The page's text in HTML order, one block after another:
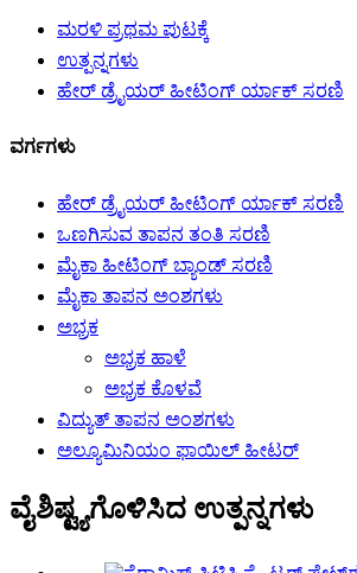
ಮರಳಿ ಪ್ರಥಮ ಪುಟಕ್ಕೆ
ಉತ್ಪನ್ನಗಳು
ಹೇರ್ ಡ್ರೈಯರ್ ಹೀಟಿಂಗ್ ರ್ಯಾಕ್ ಸರಣಿ
ವರ್ಗಗಳು
ಹೇರ್ ಡ್ರೈಯರ್ ಹೀಟಿಂಗ್ ರ್ಯಾಕ್ ಸರಣಿ
ಒಣಗಿಸುವ ತಾಪನ ತಂತಿ ಸರಣಿ
ಮೈಕಾ ಹೀಟಿಂಗ್ ಬ್ಯಾಂಡ್ ಸರಣಿ
ಮೈಕಾ ತಾಪನ ಅಂಶಗಳು
ಅಭ್ರಕ
ಅಭ್ರಕ ಹಾಳೆ
ಅಭ್ರಕ ಕೊಳವೆ
ವಿದ್ಯುತ್ ತಾಪನ ಅಂಶಗಳು
ಅಲ್ಯೂಮಿನಿಯಂ ಫಾಯಿಲ್ ಹೀಟರ್
ವೈಶಿಷ್ಟ್ಯಗೊಳಿಸಿದ ಉತ್ಪನ್ನಗಳು